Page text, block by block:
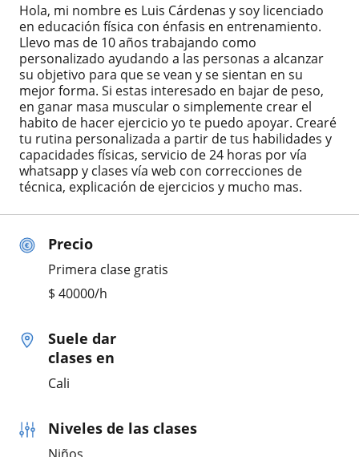
Precio
Primera clase gratis
$ 40000/h
Suele dar
clases en
Cali
Niveles de las clases
Hola, mi nombre es Luis Cárdenas y soy licenciado
en educación física con énfasis en entrenamiento.
Llevo mas de 10 años trabajando como
personalizado ayudando a las personas a alcanzar
su objetivo para que se vean y se sientan en su
mejor forma. Si estas interesado en bajar de peso,
en ganar masa muscular o simplemente crear el
habito de hacer ejercicio yo te puedo apoyar. Crearé
tu rutina personalizada a partir de tus habilidades y
capacidades físicas, servicio de 24 horas por vía
whatsapp y clases vía web con correcciones de
técnica, explicación de ejercicios y mucho mas.